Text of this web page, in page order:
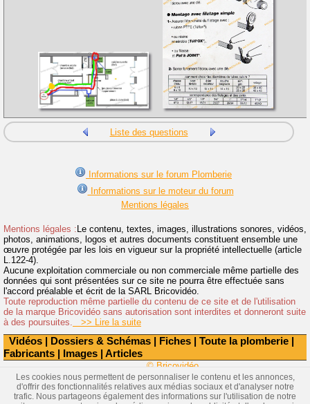
Vidéos | Dossiers & Schémas | Fiches | Toute la plomberie |
Fabricants | Images | Articles
Liste des questions
Informations sur le forum Plomberie
Informations sur le moteur du forum
Mentions légales
Mentions légales : Le contenu, textes, images, illustrations sonores, vidéos,
photos, animations, logos et autres documents constituent ensemble une
œuvre protégée par les lois en vigueur sur la propriété intellectuelle (article
L.122-4).
Aucune exploitation commerciale ou non commerciale même partielle des
données qui sont présentées sur ce site ne pourra être effectuée sans
l'accord préalable et écrit de la SARL Bricovidéo.
Toute reproduction même partielle du contenu de ce site et de l'utilisation
de la marque Bricovidéo sans autorisation sont interdites et donneront suite
à des poursuites.
>> Lire la suite
© Bricovidéo
Les cookies nous permettent de personnaliser le contenu et les annonces,
d'offrir des fonctionnalités relatives aux médias sociaux et d'analyser notre
trafic. Nous partageons également des informations sur l'utilisation de notre